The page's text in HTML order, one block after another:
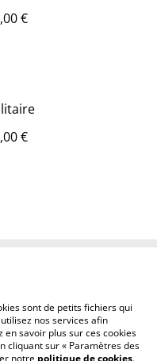
€
€
de cookies
sont de petits fichiers qui
nos services afin
savoir plus sur ces cookies
cliquant sur « Paramètres des
notre politique de cookies.